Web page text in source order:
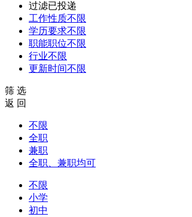
过滤已投递
工作性质不限
学历要求不限
职能职位不限
行业不限
更新时间不限
筛 选
返 回
不限
全职
兼职
全职、兼职均可
不限
小学
初中